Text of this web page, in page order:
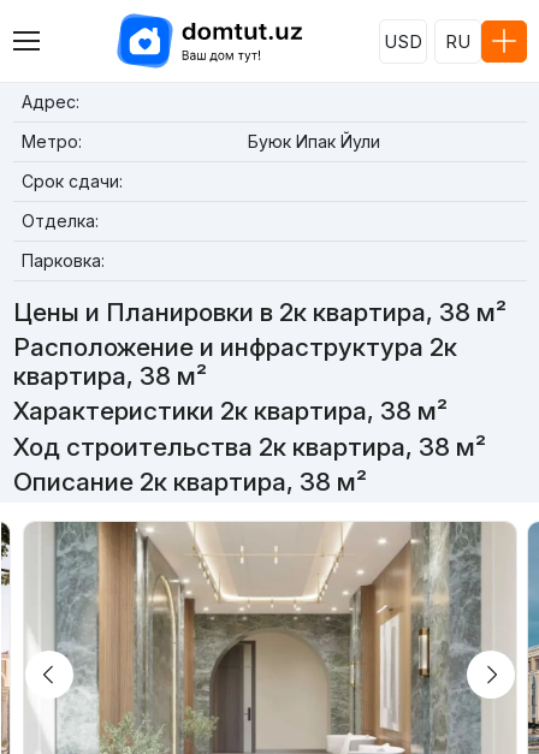
USD RU
Адрес:
Метро:
Буюк Ипак Йули
Срок сдачи:
Отделка:
Парковка:
Цены и Планировки в 2к квартира, 38 м²
Расположение и инфраструктура 2к
квартира, 38 м²
Характеристики 2к квартира, 38 м²
Ход строительства 2к квартира, 38 м²
Описание 2к квартира, 38 м²